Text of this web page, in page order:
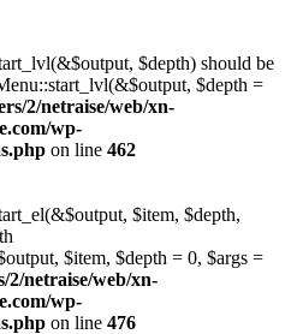
$depth) should be
$depth =
2/netraise/web/xn-
wp-
on line 462
$item, $depth,
$item, $depth = 0, $args =
2/netraise/web/xn-
wp-
on line 476